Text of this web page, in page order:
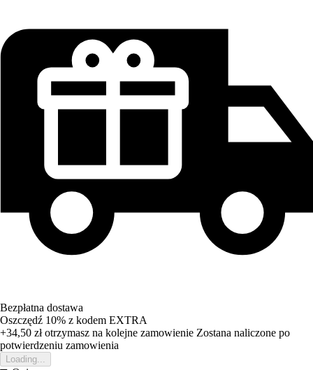
Bezpłatna dostawa
Oszczędź 10% z kodem EXTRA
+34,50 złotrzymasz na kolejne zamowienie Zostana naliczone po
potwierdzeniu zamowienia
Loading...